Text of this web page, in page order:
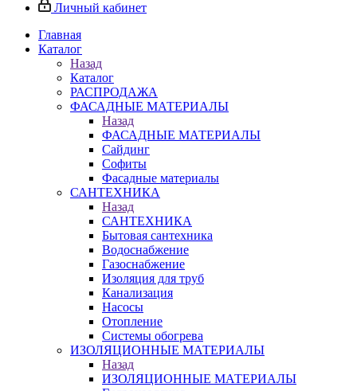
Личный кабинет
Главная
Каталог
Назад
Каталог
РАСПРОДАЖА
ФАСАДНЫЕ МАТЕРИАЛЫ
Назад
ФАСАДНЫЕ МАТЕРИАЛЫ
Сайдинг
Софиты
Фасадные материалы
САНТЕХНИКА
Назад
САНТЕХНИКА
Бытовая сантехника
Водоснабжение
Газоснабжение
Изоляция для труб
Канализация
Насосы
Отопление
Системы обогрева
ИЗОЛЯЦИОННЫЕ МАТЕРИАЛЫ
Назад
ИЗОЛЯЦИОННЫЕ МАТЕРИАЛЫ